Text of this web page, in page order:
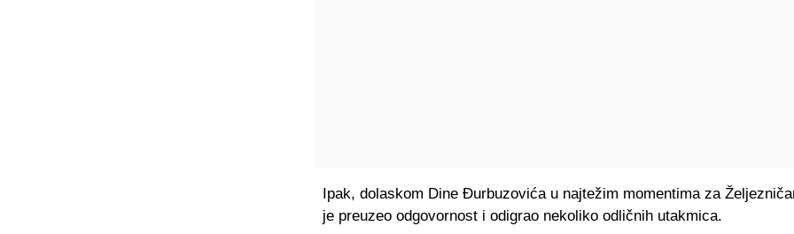
Ipak, dolaskom Dine Đurbuzovića u najtežim momentima za
je preuzeo odgovornost i odigrao nekoliko odličnih utakmica.